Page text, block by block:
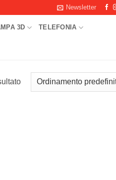
Newsletter
3D
TELEFONIA